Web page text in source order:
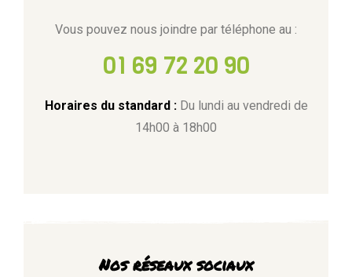
Vous pouvez nous joindre par téléphone au :
01 69 72 20 90
Horaires du standard :Du lundi au vendredi de
14h00 à 18h00
Nos réseaux sociaux